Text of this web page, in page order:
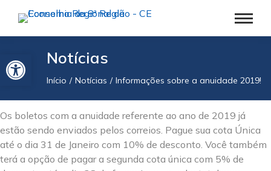
Barra de Ferramentas AbertaNotícias
Você está aqui:
Início Notícias Informações sobre a anuidade 2019!
Os boletos com a anuidade referente ao ano de 2019 já
estão sendo enviados pelos correios. Pague sua cota Única
até o dia 31 de Janeiro com 10% de desconto. Você também
terá a opção de pagar a segunda cota única com 5% de